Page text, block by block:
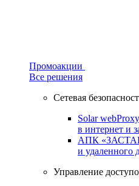
Промоакции
Все решения
Сетевая
Solar webProxy
в интернет и
АПК
и удаленного
Управление